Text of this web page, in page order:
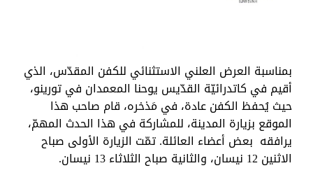
بمناسبة العرض العلني الاستثنائي للكفن المقدّس، الذي
أقيم في كاتدرائيّة القدّيس يوحنا المعمدان في تورينو،
حيث يُحفظ الكفن عادة، في مَذخره، قام صاحب هذا
الموقع بزيارة المدينة، للمشاركة في هذا الحدث المهمّ،
يرافقه بعض أعضاء العائلة.تمّت الزيارة الأولى صباح
الاثنين 12 نيسان، والثانية صباح الثلاثاء 13 نيسان.